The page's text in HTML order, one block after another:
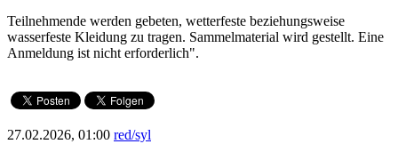
Teilnehmende werden gebeten, wetterfeste beziehungsweise
wasserfeste Kleidung zu tragen. Sammelmaterial wird gestellt. Eine
Anmeldung ist nicht erforderlich".
27.02.2026, 01:00 red/syl